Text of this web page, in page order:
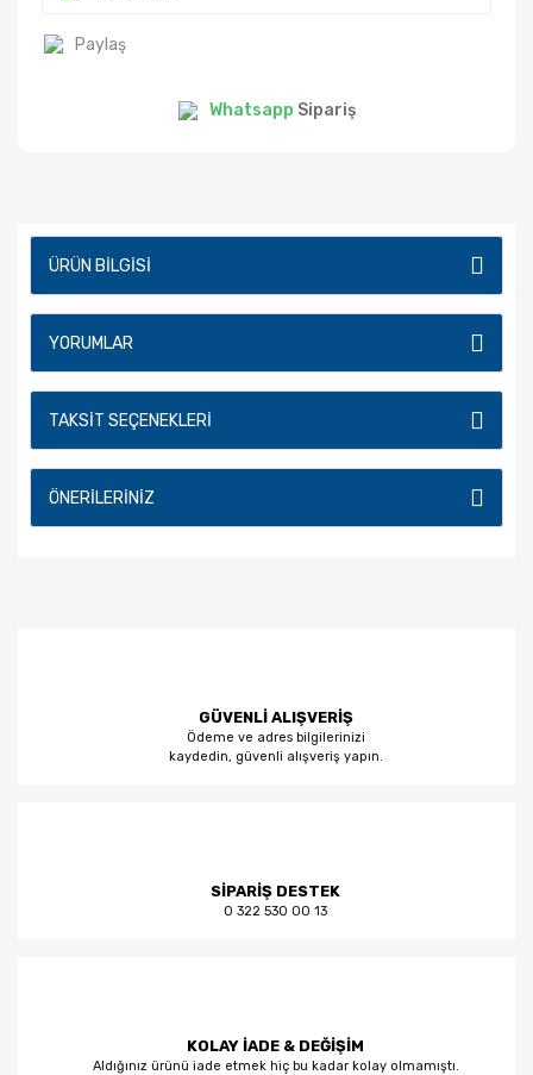
Paylaş
Whatsapp Sipariş
ÜRÜN BILGISI
YORUMLAR
TAKSIT SEÇENEKLERI
ÖNERILERINIZ
GÜVENLİ ALIŞVERİŞ
Ödeme ve adres bilgilerinizi
kaydedin, güvenli alışveriş yapın.
SİPARİŞ DESTEK
0 322 530 00 13
KOLAY İADE & DEĞİŞİM
Aldığınız ürünü iade etmek hiç bu kadar kolay olmamıştı.